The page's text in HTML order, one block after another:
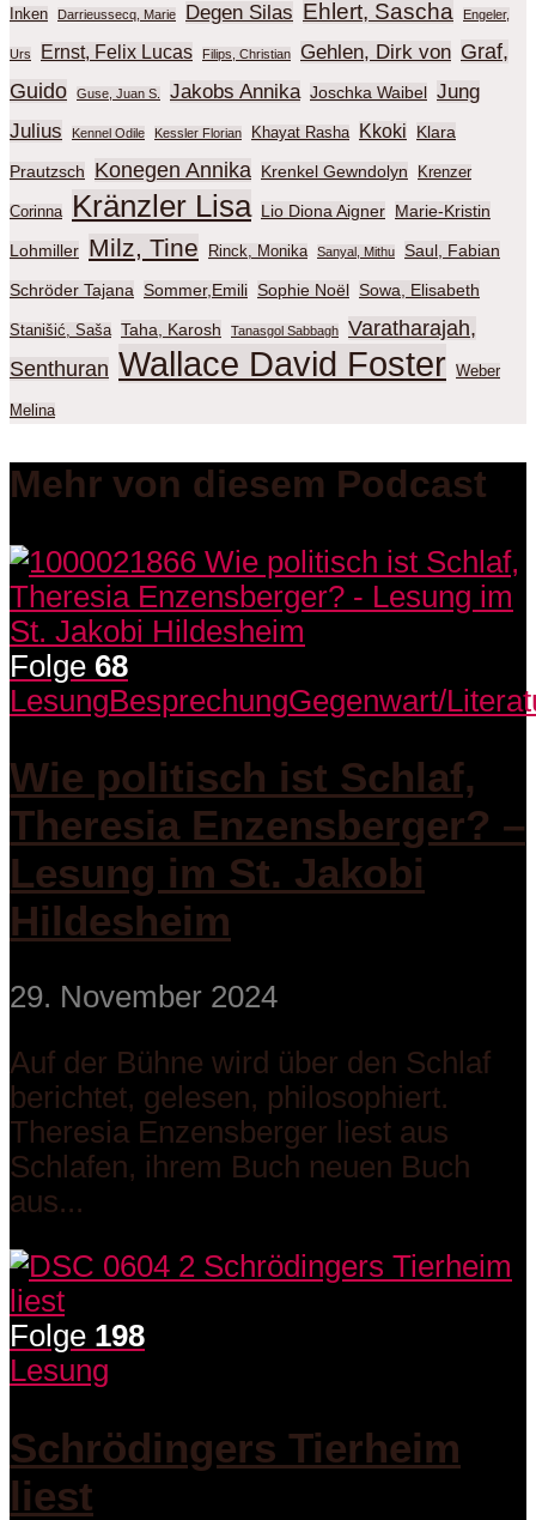
Inken Darrieussecq, Marie Degen Silas Ehlert, Sascha Engeler,
Urs Ernst, Felix Lucas Filips, Christian Gehlen, Dirk von Graf,
Guido
Guse, Juan S. Jakobs Annika Joschka Waibel Jung
Julius
Kennel Odile Kessler Florian Khayat Rasha Kkoki Klara
Prautzsch Konegen Annika Krenkel Gewndolyn Krenzer
Corinna Kränzler Lisa Lio Diona Aigner Marie-Kristin
Lohmiller Milz, Tine Rinck, Monika Sanyal, Mithu Saul, Fabian
Schröder Tajana Sommer,Emili Sophie Noël Sowa, Elisabeth
Stanišić, Saša Taha, Karosh Tanasgol Sabbagh
Varatharajah,
Senthuran Wallace David Foster Weber
Melina
Mehr von diesem Podcast
Folge 68
LesungBesprechungGegenwart/
Wie politisch ist Schlaf,
Theresia Enzensberger? –
Lesung im St. Jakobi
Hildesheim
29. November 2024
Auf der Bühne wird über den Schlaf
berichtet, gelesen, philosophiert.
Theresia Enzensberger liest aus
Schlafen, ihrem Buch neuen Buch
aus...
Folge 198
Lesung
Schrödingers Tierheim
liest